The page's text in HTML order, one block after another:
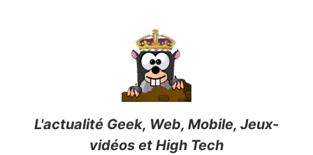
L'actualité Geek, Web, Mobile, Jeux-
vidéos et High Tech